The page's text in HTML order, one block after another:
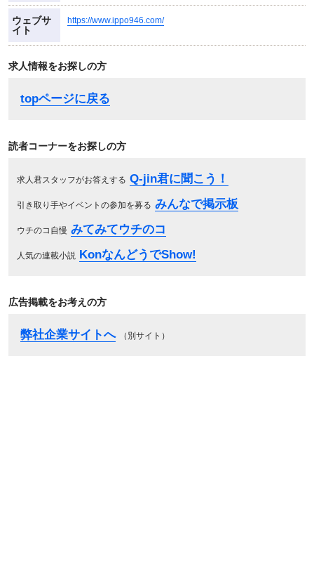
ウェブサ
イト
https://www.ippo946.com/
求人情報をお探しの方
topページに戻る
読者コーナーをお探しの方
求人君スタッフがお答えする Q-jin君に聞こう！
引き取り手やイベントの参加を募る みんなで掲示板
ウチのコ自慢 みてみてウチのコ
人気の連載小説 KonなんどうでShow!
広告掲載をお考えの方
弊社企業サイトへ （別サイト）